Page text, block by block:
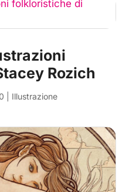
Rozich
Illustrazione